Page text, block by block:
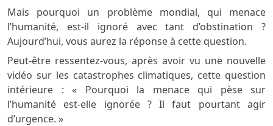
Mais pourquoi un problème mondial, qui menace
l’humanité, est-il ignoré avec tant d’obstination ?
Aujourd’hui, vous aurez la réponse à cette question.
Peut-être ressentez-vous, après avoir vu une nouvelle
vidéo sur les catastrophes climatiques, cette question
intérieure : « Pourquoi la menace qui pèse sur
l’humanité est-elle ignorée ? Il faut pourtant agir
d’urgence. »